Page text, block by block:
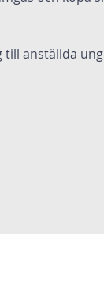
anställda